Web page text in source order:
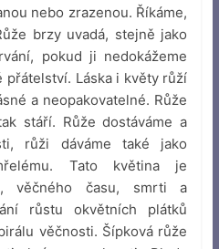
nebo zrazenou. Říkáme,
brzy uvadá, stejně jako
pokud ji nedokážeme
přátelství. Láska i květy růží
a neopakovatelné. Růže
stáří. Růže dostáváme a
růži dáváme také jako
Tato květina je
věčného času, smrti a
růstu okvětních plátků
věčnosti. Šípková růže